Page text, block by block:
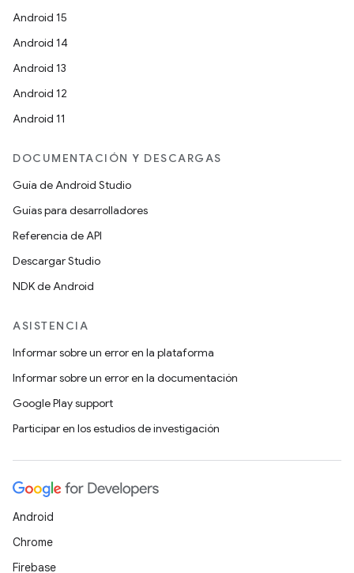
Android 15
Android 14
Android 13
Android 12
Android 11
DOCUMENTACIÓN Y DESCARGAS
Guía de Android Studio
Guías para desarrolladores
Referencia de API
Descargar Studio
NDK de Android
ASISTENCIA
Informar sobre un error en la plataforma
Informar sobre un error en la documentación
Google Play support
Participar en los estudios de investigación
Android
Chrome
Firebase